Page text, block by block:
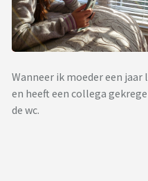
Wanneer ik moeder een
en heeft een collega
de wc.